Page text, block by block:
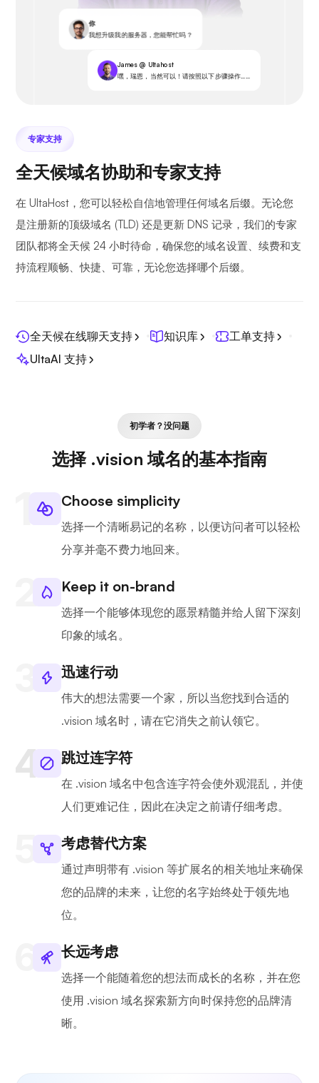
你
我想升级我的服务器，您能帮忙吗？
James @ Ultahost
嘿，瑞恩，当然可以！请按照以下步骤操作……
专家支持
全天候域名协助和专家支持
在 UltaHost，您可以轻松自信地管理任何域名后缀。无论您
是注册新的顶级域名 (TLD) 还是更新 DNS 记录，我们的专家
团队都将全天候 24 小时待命，确保您的域名设置、续费和支
持流程顺畅、快捷、可靠，无论您选择哪个后缀。
全天候在线聊天支持 知识库
工单支持
UltaAI 支持
初学者？没问题
选择 .vision 域名的基本指南
Choose simplicity
选择一个清晰易记的名称，以便访问者可以轻松
分享并毫不费力地回来。
Keep it on-brand
选择一个能够体现您的愿景精髓并给人留下深刻
印象的域名。
迅速行动
伟大的想法需要一个家，所以当您找到合适的
.vision 域名时，请在它消失之前认领它。
跳过连字符
在 .vision 域名中包含连字符会使外观混乱，并使
人们更难记住，因此在决定之前请仔细考虑。
考虑替代方案
通过声明带有 .vision 等扩展名的相关地址来确保
您的品牌的未来，让您的名字始终处于领先地
位。
长远考虑
选择一个能随着您的想法而成长的名称，并在您
使用 .vision 域名探索新方向时保持您的品牌清
晰。